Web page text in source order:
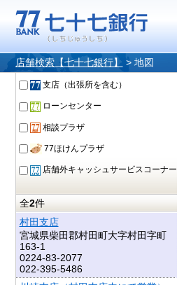
店舗検索【七十七銀行】 > 地図
支店（出張所を含む）
ローンセンター
相談プラザ
77ほけんプラザ
店舗外キャッシュサービスコーナー
全2件
村田支店
宮城県柴田郡村田町大字村田字町
163-1
0224-83-2077
022-395-5486